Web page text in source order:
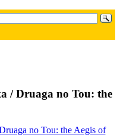
/ Druaga no Tou: the